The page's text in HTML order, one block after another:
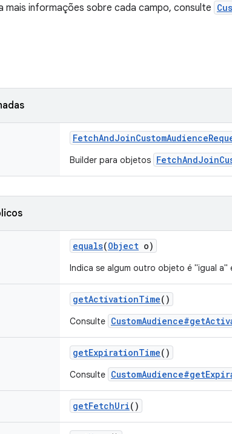
mais informações sobre cada campo, consulte
FetchAndJoinCustomAudience
Builder para objetos
equals(Object o)
Indica se algum outro objeto é "igual a"
getActivationTime()
Consulte
getExpirationTime()
Consulte
getFetchUri()